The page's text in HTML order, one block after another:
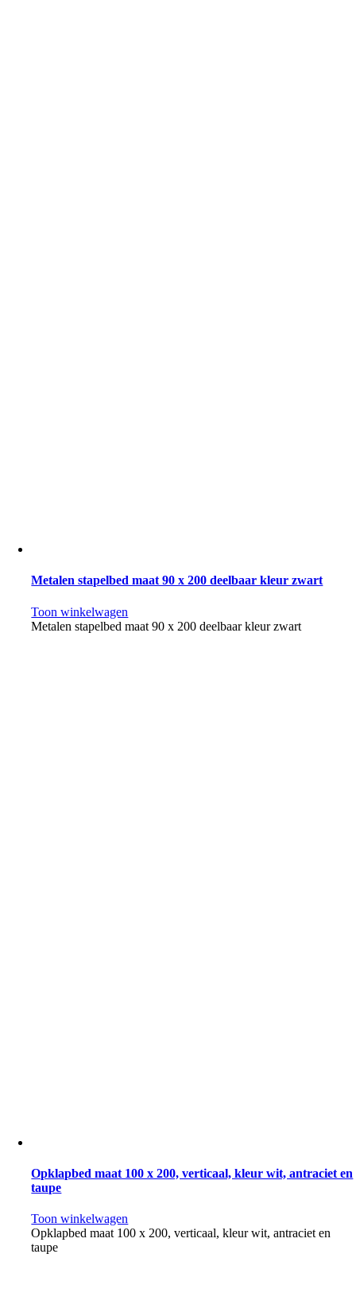
Metalen stapelbed maat 90 x 200 deelbaar kleur zwart
Toon winkelwagen
Metalen stapelbed maat 90 x 200 deelbaar kleur zwart
Opklapbed maat 100 x 200, verticaal, kleur wit, antraciet en
taupe
Toon winkelwagen
Opklapbed maat 100 x 200, verticaal, kleur wit, antraciet en
taupe